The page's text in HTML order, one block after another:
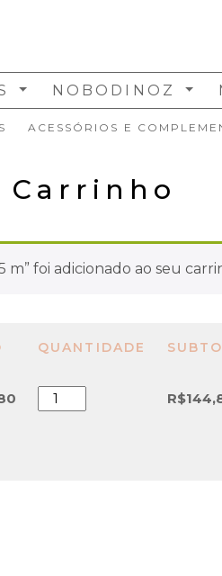
NOBODINOZ
ACESSÓRIOS E
Carrinho
m” foi adicionado ao seu
QUANTIDADE
Papel
De
R$